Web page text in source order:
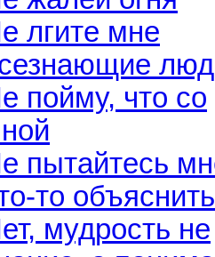
лгите мне
пойму, что со
пытайтесь
то объяснить
мудрость не